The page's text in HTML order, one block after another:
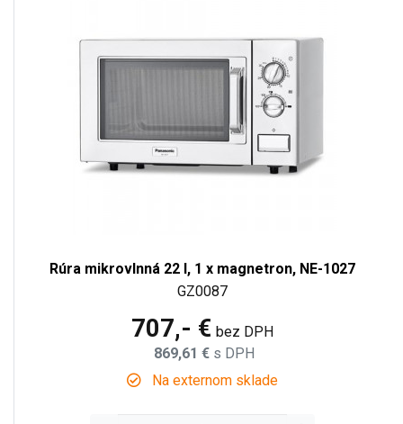
Rúra mikrovlnná 22 l, 1 x magnetron, NE-1027
GZ0087
707,- € bez DPH
869,61 € s DPH
Na externom sklade